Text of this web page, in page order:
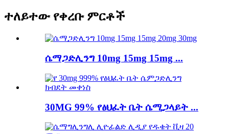
ተለይተው የቀረቡ ምርቶች
ሴማጋድሊንግ 10mg 15mg 15mg ...
30MG 99% የፅህፈት ቤት ሴሚጋላይት ...